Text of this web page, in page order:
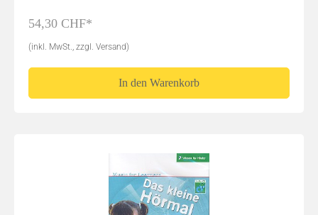
54,30 CHF*
(inkl. MwSt., zzgl. Versand)
In den Warenkorb